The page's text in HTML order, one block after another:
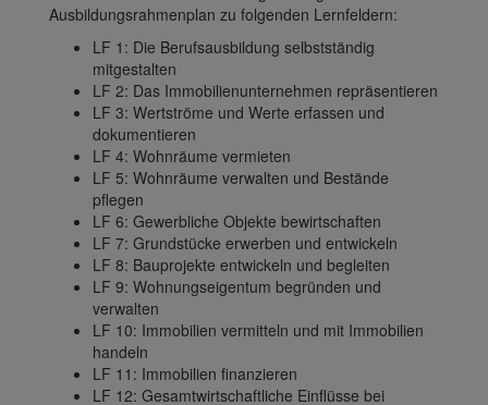
Ausbildungsrahmenplan zu folgenden Lernfeldern:
LF 1: Die Berufsausbildung selbstständig
mitgestalten
LF 2: Das Immobilienunternehmen repräsentieren
LF 3: Wertströme und Werte erfassen und
dokumentieren
LF 4: Wohnräume vermieten
LF 5: Wohnräume verwalten und Bestände
pflegen
LF 6: Gewerbliche Objekte bewirtschaften
LF 7: Grundstücke erwerben und entwickeln
LF 8: Bauprojekte entwickeln und begleiten
LF 9: Wohnungseigentum begründen und
verwalten
LF 10: Immobilien vermitteln und mit Immobilien
handeln
LF 11: Immobilien finanzieren
LF 12: Gesamtwirtschaftliche Einflüsse bei